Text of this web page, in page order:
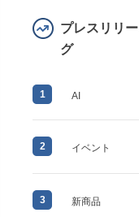
プレスリリ
グ
1 AI
2 イベント
3 新商品